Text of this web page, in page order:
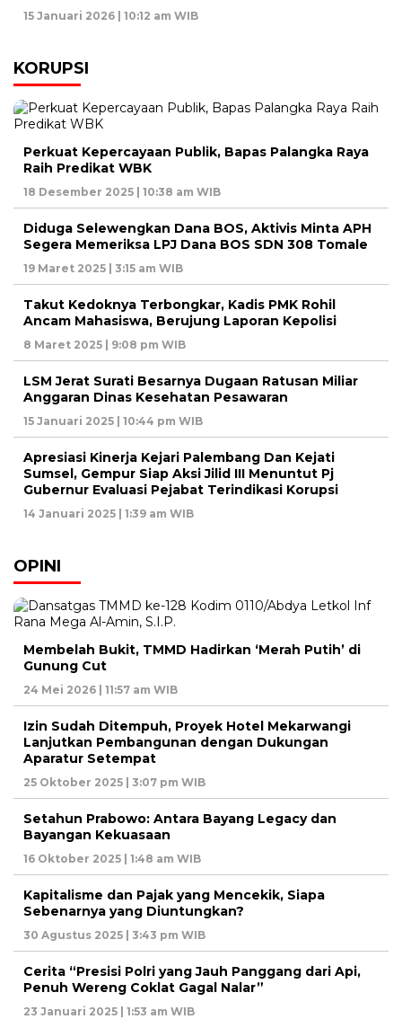
15 Januari 2026 | 10:12 am WIB
KORUPSI
Perkuat Kepercayaan Publik, Bapas Palangka Raya
Raih Predikat WBK
18 Desember 2025 | 10:38 am WIB
Diduga Selewengkan Dana BOS, Aktivis Minta APH
Segera Memeriksa LPJ Dana BOS SDN 308 Tomale
19 Maret 2025 | 3:15 am WIB
Takut Kedoknya Terbongkar, Kadis PMK Rohil
Ancam Mahasiswa, Berujung Laporan Kepolisi
8 Maret 2025 | 9:08 pm WIB
LSM Jerat Surati Besarnya Dugaan Ratusan Miliar
Anggaran Dinas Kesehatan Pesawaran
15 Januari 2025 | 10:44 pm WIB
Apresiasi Kinerja Kejari Palembang Dan Kejati
Sumsel, Gempur Siap Aksi Jilid III Menuntut Pj
Gubernur Evaluasi Pejabat Terindikasi Korupsi
14 Januari 2025 | 1:39 am WIB
OPINI
Membelah Bukit, TMMD Hadirkan ‘Merah Putih’ di
Gunung Cut
24 Mei 2026 | 11:57 am WIB
Izin Sudah Ditempuh, Proyek Hotel Mekarwangi
Lanjutkan Pembangunan dengan Dukungan
Aparatur Setempat
25 Oktober 2025 | 3:07 pm WIB
Setahun Prabowo: Antara Bayang Legacy dan
Bayangan Kekuasaan
16 Oktober 2025 | 1:48 am WIB
Kapitalisme dan Pajak yang Mencekik, Siapa
Sebenarnya yang Diuntungkan?
30 Agustus 2025 | 3:43 pm WIB
Cerita “Presisi Polri yang Jauh Panggang dari Api,
Penuh Wereng Coklat Gagal Nalar”
23 Januari 2025 | 1:53 am WIB